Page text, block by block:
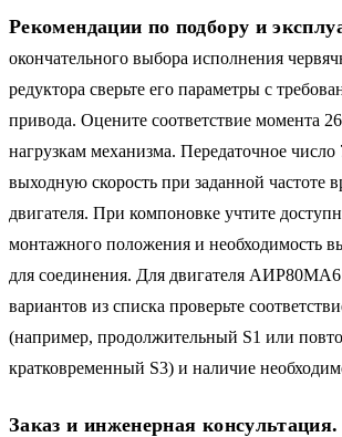
Рекомендации по подбору и
окончательного выбора исполнения
редуктора сверьте его параметры с
привода. Оцените соответствие момента
нагрузкам механизма. Передаточное число
выходную скорость при заданной частоте
двигателя. При компоновке учтите
монтажного положения и необходимость
для соединения. Для двигателя
вариантов из списка проверьте
(например, продолжительный S1 или
кратковременный S3) и наличие
Заказ и инженерная консультация.